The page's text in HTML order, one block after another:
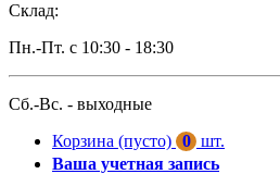
Склад:
Пн.-Пт. с 10:30 - 18:30
Сб.-Вс. - выходные
Корзина (пусто) 0 шт.
Ваша учетная запись